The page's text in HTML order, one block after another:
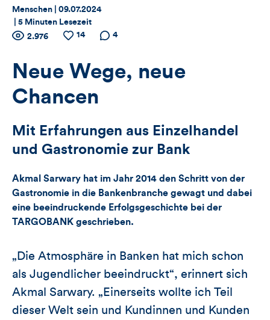
Thema:
Menschen | Datum:
09.07.2024
5 Minuten Lesezeit
Zähler
für
Views,
und
dieses
Artikels
Anzahl
2.976
Anzahl
14
Anzahl der
4
Neue Wege, neue
Chancen
Mit Erfahrungen aus Einzelhandel
und Gastronomie zur Bank
Akmal Sarwary hat im Jahr 2014 den Schritt von der
Gastronomie in die Bankenbranche gewagt und dabei
eine beeindruckende Erfolgsgeschichte bei der
TARGOBANK geschrieben.
„Die Atmosphäre in Banken hat mich schon
als Jugendlicher beeindruckt“, erinnert sich
Akmal Sarwary. „Einerseits wollte ich Teil
dieser Welt sein und Kundinnen und Kunden